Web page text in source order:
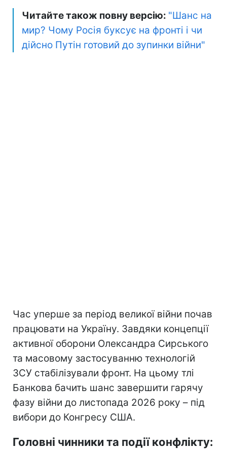
Читайте також повну версію: "Шанс на
мир? Чому Росія буксує на фронті і чи
дійсно Путін готовий до зупинки війни"
Час уперше за період великої війни почав
працювати на Україну. Завдяки концепції
активної оборони Олександра Сирського
та масовому застосуванню технологій
ЗСУ стабілізували фронт. На цьому тлі
Банкова бачить шанс завершити гарячу
фазу війни до листопада 2026 року – під
вибори до Конгресу США.
Головні чинники та події конфлікту: